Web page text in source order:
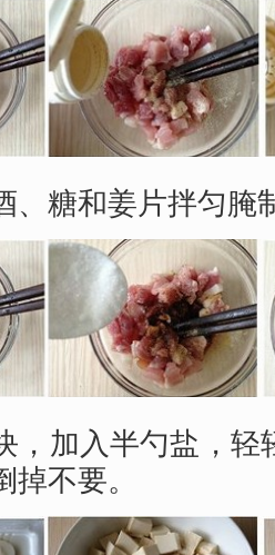
、糖和姜片拌匀腌
，加入半勺盐，轻
掉不要。